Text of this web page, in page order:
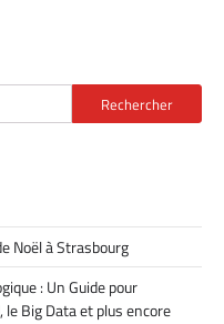
Rechercher
Noël à Strasbourg
: Un Guide pour
le Big Data et plus encore